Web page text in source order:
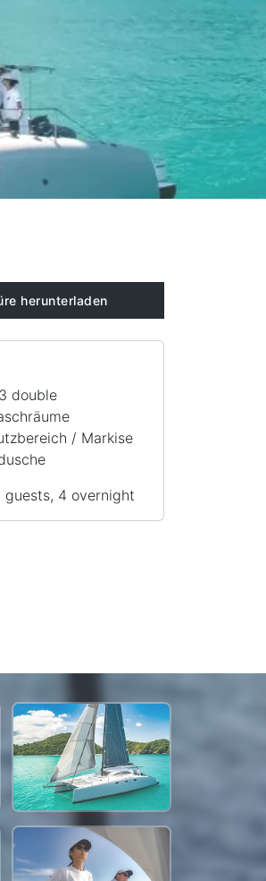
herunterladen
double
/ Markise
guests, 4 overnight